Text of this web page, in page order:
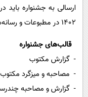
۱۴۰۲ در مطبوعات و رسانه‌ها منتشر شده باشند.
قالب‌های جشنواره
- گزارش مکتوب
- مصاحبه و میزگرد مکتوب
- گزارش و مصاحبه